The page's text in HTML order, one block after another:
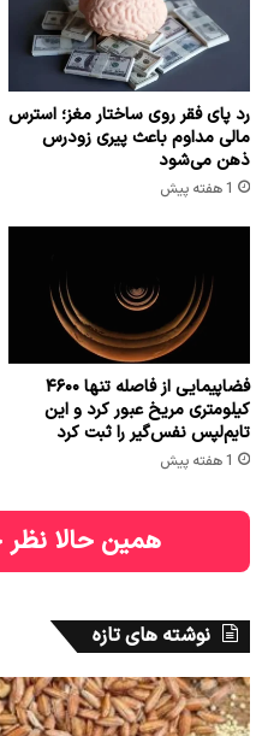
رد پای فقر روی ساختار مغز؛ استرس
مالی مداوم باعث پیری زودرس
ذهن می‌شود
1 هفته پیش
فضاپیمایی از فاصله تنها ۴۶۰۰
کیلومتری مریخ عبور کرد و این
تایم‌لپس نفس‌گیر را ثبت کرد
1 هفته پیش
همین حالا نظر
نوشته های تازه